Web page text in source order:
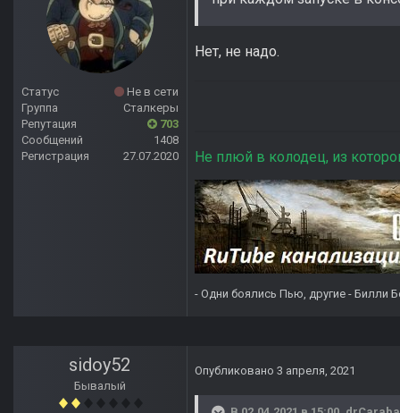
Статус
Не в сети
Группа
Сталкеры
Репутация
703
Сообщений
1408
Регистрация
27.07.2020
Нет, не надо.
Не плюй в колодец, из
- Одни боялись Пью, другие - Билли
sidoy52
Бывалый
Опубликовано 3 апреля, 2021